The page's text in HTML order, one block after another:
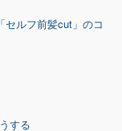
セルフ前髪cut」のコ
する